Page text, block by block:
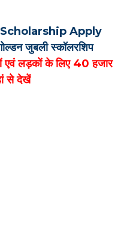
Apply
जुबली स्कॉलरशिप
एवं लड़कों के लिए 40 हजार
से देखें